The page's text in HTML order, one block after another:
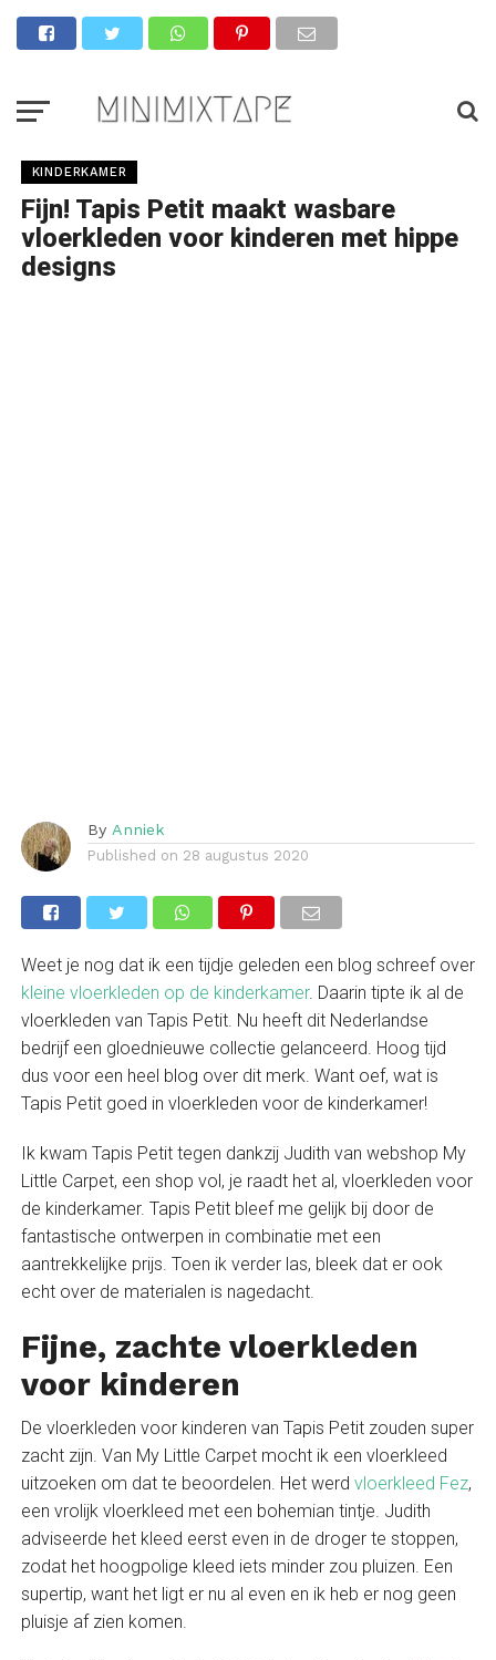
KINDERKAMER
Fijn! Tapis Petit maakt wasbare
vloerkleden voor kinderen met hippe
designs
By Anniek
Published on 28 augustus 2020
Weet je nog dat ik een tijdje geleden een blog schreef over
kleine vloerkleden op de kinderkamer. Daarin tipte ik al de
vloerkleden van Tapis Petit. Nu heeft dit Nederlandse
bedrijf een gloednieuwe collectie gelanceerd. Hoog tijd
dus voor een heel blog over dit merk. Want oef, wat is
Tapis Petit goed in vloerkleden voor de kinderkamer!
Ik kwam Tapis Petit tegen dankzij Judith van webshop My
Little Carpet, een shop vol, je raadt het al, vloerkleden voor
de kinderkamer. Tapis Petit bleef me gelijk bij door de
fantastische ontwerpen in combinatie met een
aantrekkelijke prijs. Toen ik verder las, bleek dat er ook
echt over de materialen is nagedacht.
Fijne, zachte vloerkleden
voor kinderen
De vloerkleden voor kinderen van Tapis Petit zouden super
zacht zijn. Van My Little Carpet mocht ik een vloerkleed
uitzoeken om dat te beoordelen. Het werd vloerkleed Fez,
een vrolijk vloerkleed met een bohemian tintje. Judith
adviseerde het kleed eerst even in de droger te stoppen,
zodat het hoogpolige kleed iets minder zou pluizen. Een
supertip, want het ligt er nu al even en ik heb er nog geen
pluisje af zien komen.